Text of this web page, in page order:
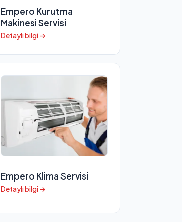
Empero Kurutma
Makinesi Servisi
Detaylı bilgi →
Empero Klima Servisi
Detaylı bilgi →